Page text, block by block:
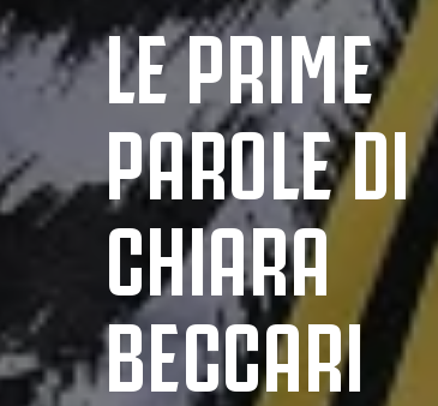
LE PRIME
PAROLE DI
CHIARA
BECCARI